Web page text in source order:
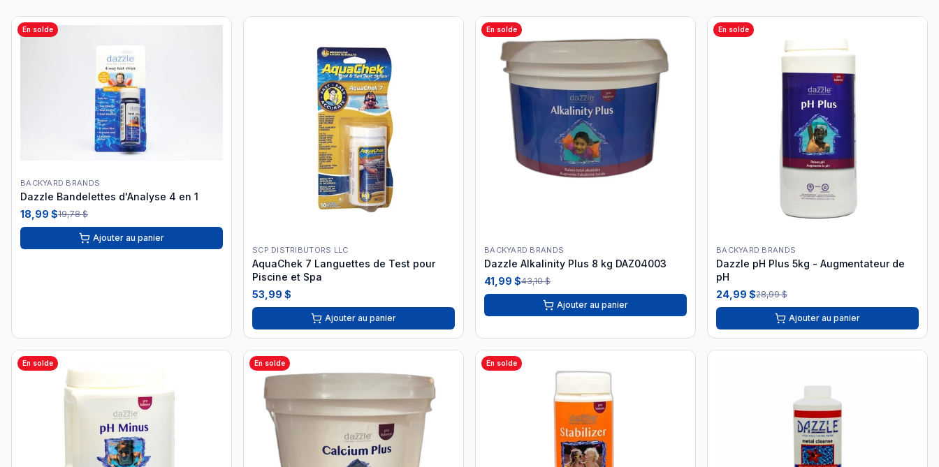
En solde
BACKYARD BRANDS
Dazzle Bandelettes d'Analyse 4 en 1
18,99 $19,78 $
Ajouter au panier
SCP DISTRIBUTORS LLC
AquaChek 7 Languettes de Test pour
Piscine et Spa
53,99 $
Ajouter au panier
En solde
BACKYARD BRANDS
Dazzle Alkalinity Plus 8 kg DAZ04003
41,99 $43,10 $
Ajouter au panier
En solde
BACKYARD BRANDS
Dazzle pH Plus 5kg - Augmentateur de
pH
24,99 $28,99 $
Ajouter au panier
En solde En solde En solde